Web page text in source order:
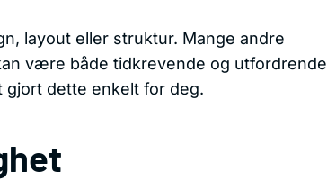
layout eller struktur. Mange andre
være både tidkrevende og utfordrende
gjort dette enkelt for deg.